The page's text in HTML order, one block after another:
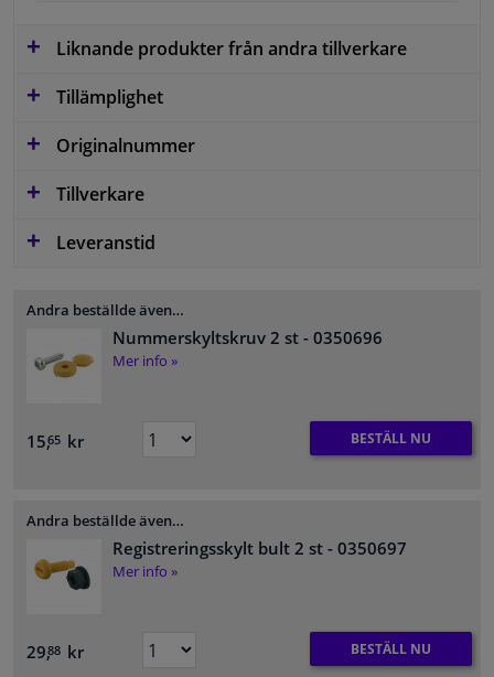
Liknande produkter från andra tillverkare
Tillämplighet
Originalnummer
Tillverkare
Leveranstid
Andra beställde även…
Nummerskyltskruv 2 st - 0350696
Mer info »
15,65 kr BESTÄLL NU
Andra beställde även…
Registreringsskylt bult 2 st - 0350697
Mer info »
29,88 kr BESTÄLL NU